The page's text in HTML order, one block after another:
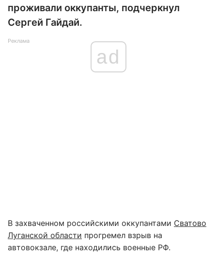
проживали оккупанты, подчеркнул
Сергей Гайдай.
Реклама
ad
В захваченном российскими оккупантами Сватово
Луганской области прогремел взрыв на
автовокзале, где находились военные РФ.